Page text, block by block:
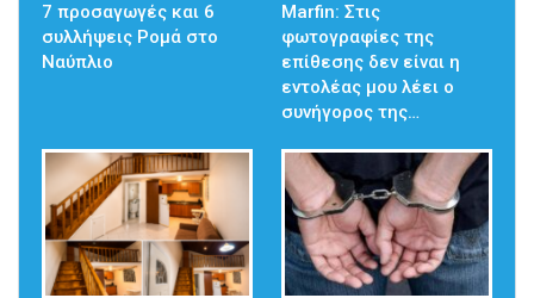
7 προσαγωγές και 6
συλλήψεις Ρομά στο
Ναύπλιο
Marfin: Στις
φωτογραφίες της
επίθεσης δεν είναι η
εντολέας μου λέει ο
συνήγορος της…